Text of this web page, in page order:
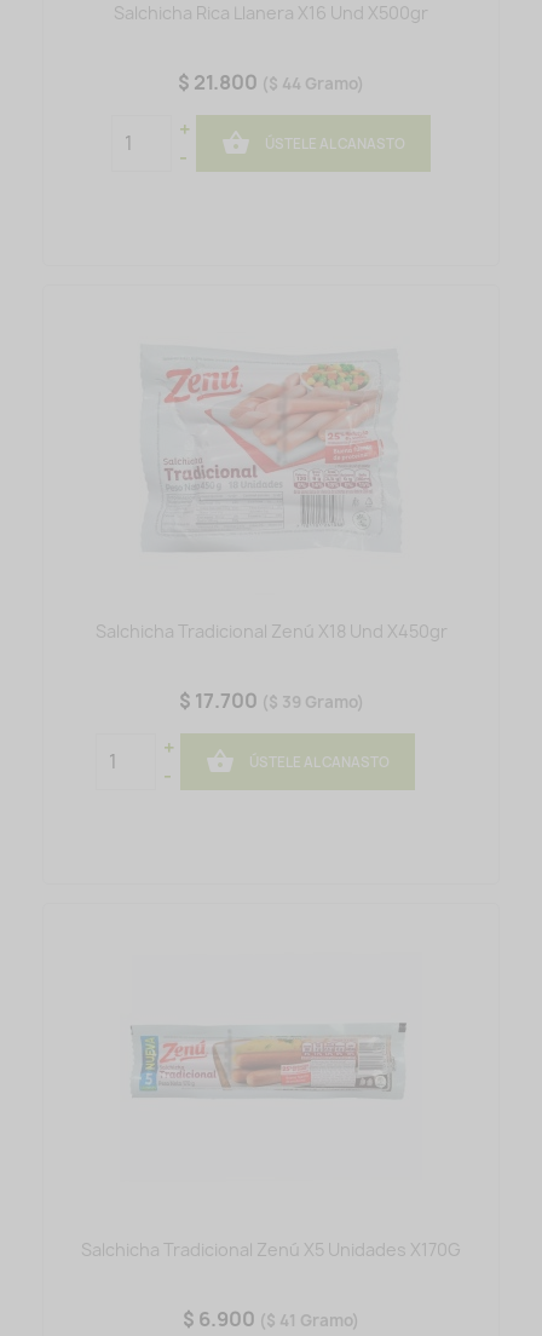
Salchicha Rica Llanera X16 Und X500gr
$ 21.800 ($ 44 Gramo)
+
-
 ÚSTELE AL CANASTO
Salchicha Tradicional Zenú X18 Und X450gr
$ 17.700 ($ 39 Gramo)
+
-
 ÚSTELE AL CANASTO
Salchicha Tradicional Zenú X5 Unidades X170G
$ 6.900 ($ 41 Gramo)